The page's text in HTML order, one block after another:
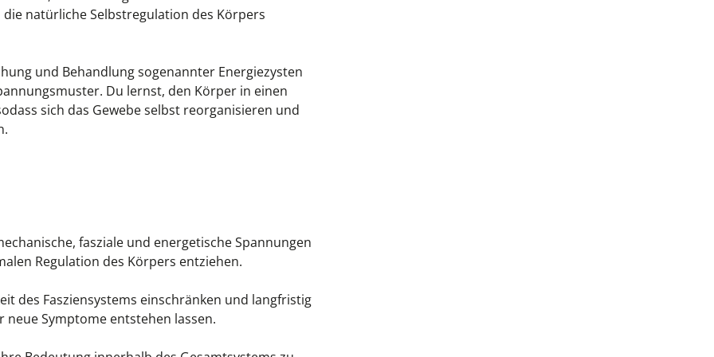
natürliche Selbstregulation des Körpers
und Behandlung sogenannter Energiezysten
Du lernst, den Körper in einen
sich das Gewebe selbst reorganisieren und
fasziale und energetische Spannungen
Regulation des Körpers entziehen.
des Fasziensystems einschränken und langfristig
Symptome entstehen lassen.